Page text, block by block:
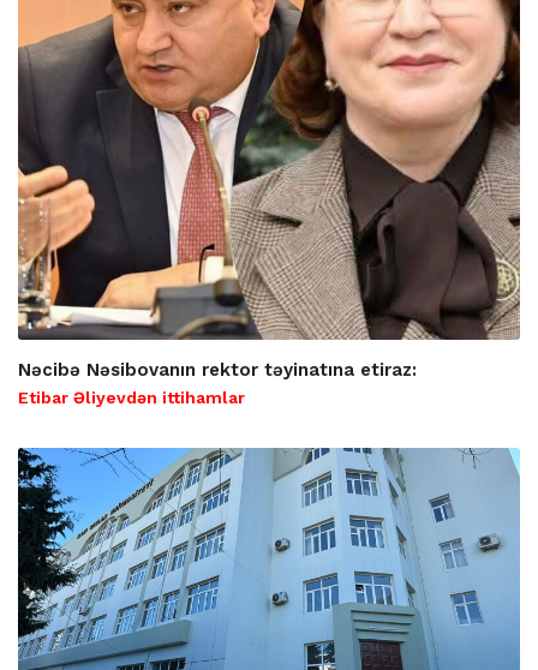
Nəcibə Nəsibovanın rektor təyinatına etiraz:
Etibar Əliyevdən ittihamlar